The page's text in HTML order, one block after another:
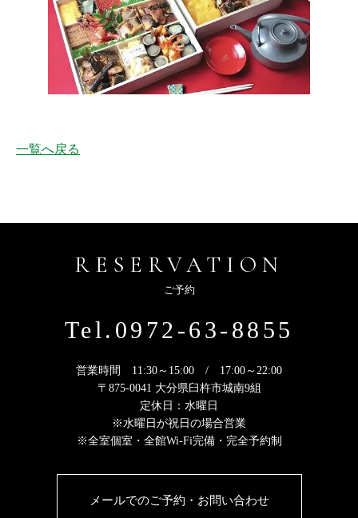
一覧へ戻る
RESERVATION
ご予約
Tel.0972-63-8855
営業時間 11:30～15:00 / 17:00～22:00
〒875-0041 大分県臼杵市城南9組
定休日：水曜日
※水曜日が祝日の場合営業
※全室個室・全館Wi-Fi完備・完全予約制
メールでのご予約・お問い合わせ